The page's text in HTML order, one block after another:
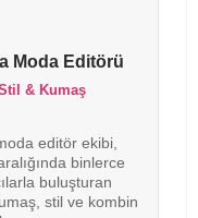
Moda Editörü
& Kumaş
editör ekibi,
binlerce
buluşturan
stil ve kombin